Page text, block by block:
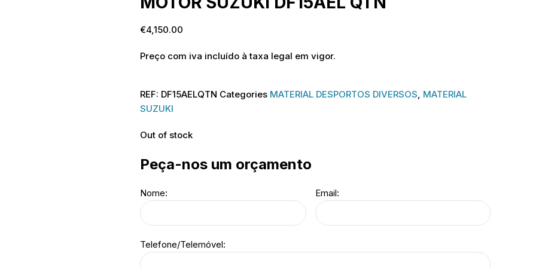
€4,150.00
Preço com iva incluído à taxa legal em vigor.
REF: DF15AELQTN Categories MATERIAL DESPORTOS DIVERSOS, MATERIAL
SUZUKI
Out of stock
Peça-nos um orçamento
Nome: Email:
Telefone/Telemóvel: